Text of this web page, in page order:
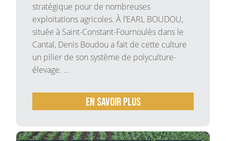
stratégique pour de nombreuses
exploitations agricoles. À l’EARL BOUDOU,
située à Saint-Constant-Fournoulès dans le
Cantal, Denis Boudou a fait de cette culture
un pilier de son système de polyculture-
élevage. ...
En savoir plus